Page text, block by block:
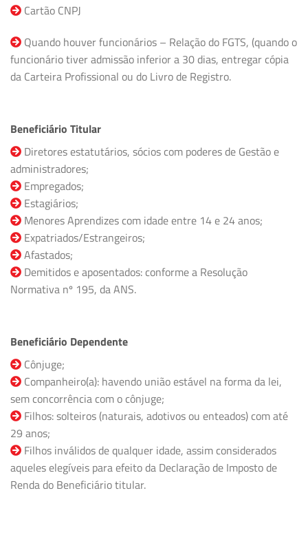
Cartão CNPJ
Quando houver funcionários – Relação do FGTS, (quando o
funcionário tiver admissão inferior a 30 dias, entregar cópia
da Carteira Profissional ou do Livro de Registro.
Beneficiário Titular
Diretores estatutários, sócios com poderes de Gestão e
administradores;
Empregados;
Estagiários;
Menores Aprendizes com idade entre 14 e 24 anos;
Expatriados/Estrangeiros;
Afastados;
Demitidos e aposentados: conforme a Resolução
Normativa nº 195, da ANS.
Beneficiário Dependente
Cônjuge;
Companheiro(a): havendo união estável na forma da lei,
sem concorrência com o cônjuge;
Filhos: solteiros (naturais, adotivos ou enteados) com até
29 anos;
Filhos inválidos de qualquer idade, assim considerados
aqueles elegíveis para efeito da Declaração de Imposto de
Renda do Beneficiário titular.